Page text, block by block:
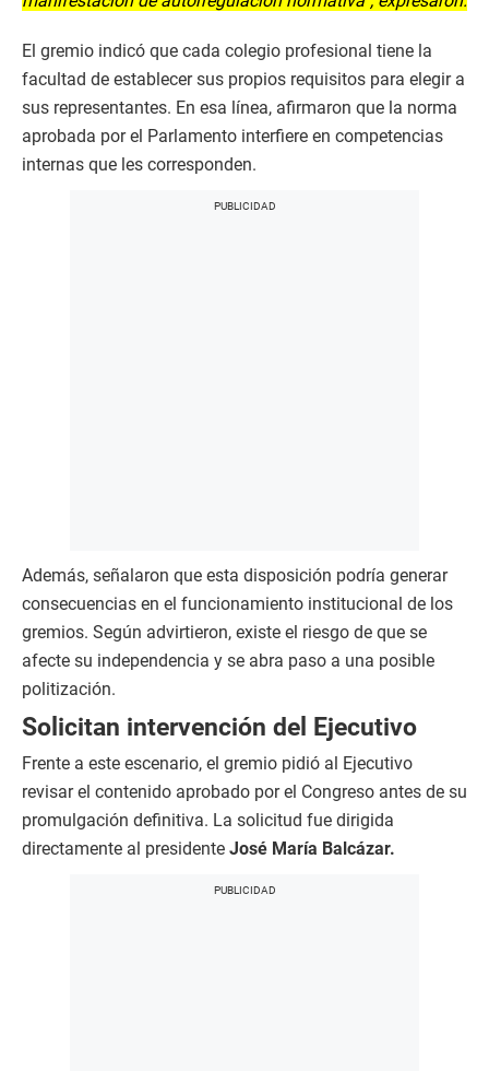
El gremio indicó que cada colegio profesional tiene la
facultad de establecer sus propios requisitos para elegir a
sus representantes. En esa línea, afirmaron que la norma
aprobada por el Parlamento interfiere en competencias
internas que les corresponden.
Además, señalaron que esta disposición podría generar
consecuencias en el funcionamiento institucional de los
gremios. Según advirtieron, existe el riesgo de que se
afecte su independencia y se abra paso a una posible
politización.
Solicitan intervención del Ejecutivo
Frente a este escenario, el gremio pidió al Ejecutivo
revisar el contenido aprobado por el Congreso antes de su
promulgación definitiva. La solicitud fue dirigida
directamente al presidente José María Balcázar.